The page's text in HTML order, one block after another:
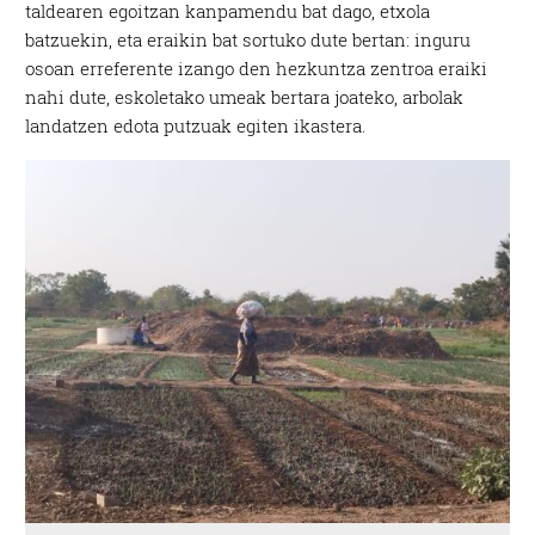
produktuak garatzeko. Zure datuak nork eta zertarako
erabiltzen dituen hauta dezakezu.
Bazkide batzuek ez dizute baimenik eskatzen, eta beren
interes komertzial legitimoetan babesten dira. Ikusi gure
bazkideen zerrenda, beren ustez zein helburutarako
Lortu zure datu pertsonalak prozesatzeko moduari
buruzko informazio gehiago eta ezarri zure lehentasunak
datuen atalean. Edozein unetan alda edo ken dezakezu
zure baimena Cookieen adierazpenean.
Webgune honek cookie propioak eta hirugarrenen cookie-
fitxategiak erabiltzen ditu. Zure esperientzia eta
zerbitzuak hobetzeko asmoz, cookie teknologiaz
baliatzen gara. Ohar hau onartuz gero, teknologia hori
taldearen egoitzan kanpamendu bat dago, etxola
batzuekin, eta eraikin bat sortuko dute bertan: inguru
osoan erreferente izango den hezkuntza zentroa eraiki
nahi dute, eskoletako umeak bertara joateko, arbolak
landatzen edota putzuak egiten ikastera.